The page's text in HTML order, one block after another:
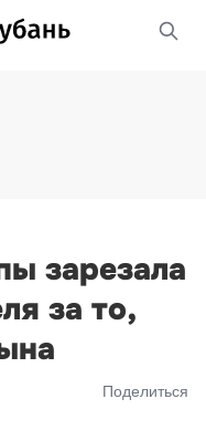
зарезала
за то,
Поделиться